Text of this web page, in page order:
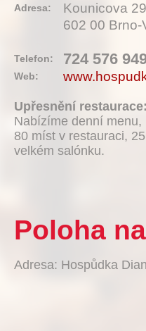
Adresa:
Kounicova
602 00 Brno-
Telefon: 724 576
Web:
Upřesnění restaurace:
Nabízíme denní
80 míst v restauraci,
velkém salónku.
Poloha
Adresa: Hospůdka